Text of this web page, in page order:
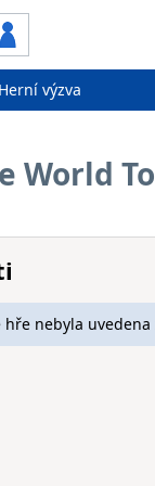
Herní výzva
World
hře nebyla